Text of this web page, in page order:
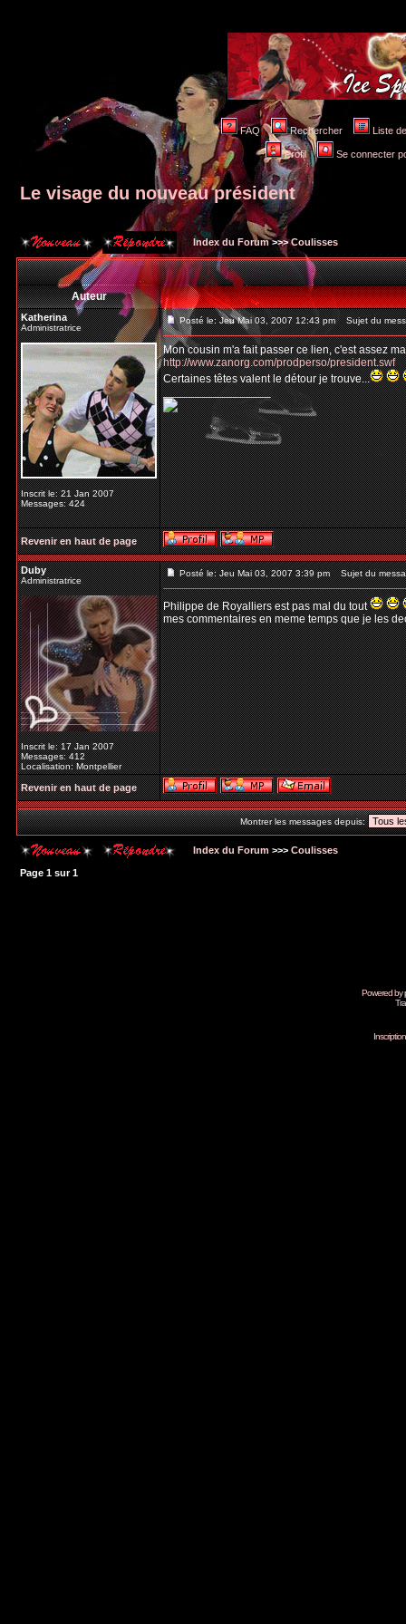
FAQ Rechercher Liste
Profil Se connecter
Le visage du nouveau président
Index du Forum>>>Coulisses
Auteur
Katherina
Administratrice
Inscrit le: 21 Jan 2007
Messages: 424
Posté le: Jeu Mai 03, 2007 12:43 pm Sujet du
Mon cousin m'a fait passer ce lien, c'est assez
http://www.zanorg.com/prodperso/president.swf
Certaines têtes valent le détour je trouve...
_________________
Revenir en haut de page
Duby
Administratrice
Inscrit le: 17 Jan 2007
Messages: 412
Localisation: Montpellier
Posté le: Jeu Mai 03, 2007 3:39 pm Sujet du
Philippe de Royalliers est pas mal du tout
mes commentaires en meme temps que je les
Revenir en haut de page
Montrer les messages depuis:
Index du Forum >>> Coulisses
Page 1 sur1
Powered by